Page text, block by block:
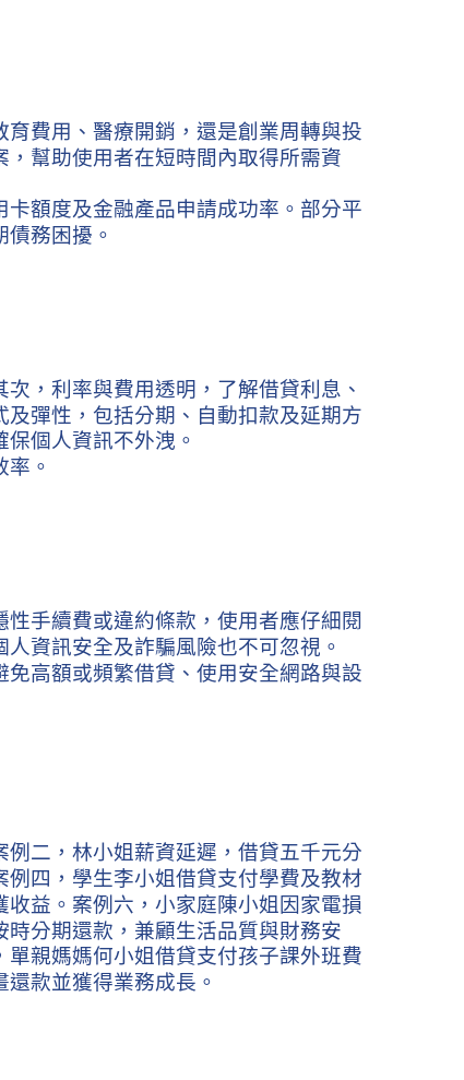
費用、醫療開銷，還是創業周轉與投
幫助使用者在短時間內取得所需資
額度及金融產品申請成功率。部分平
務困擾。
，利率與費用透明，了解借貸利息、
彈性，包括分期、自動扣款及延期方
個人資訊不外洩。
。
手續費或違約條款，使用者應仔細閱
資訊安全及詐騙風險也不可忽視。
高額或頻繁借貸、使用安全網路與設
二，林小姐薪資延遲，借貸五千元分
四，學生李小姐借貸支付學費及教材
益。案例六，小家庭陳小姐因家電損
分期還款，兼顧生活品質與財務安
親媽媽何小姐借貸支付孩子課外班費
款並獲得業務成長。